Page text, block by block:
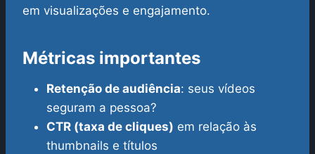
em visualizações e engajamento.
Métricas importantes
Retenção de audiência: seus vídeos
seguram a pessoa?
CTR (taxa de cliques) em relação às
thumbnails e títulos